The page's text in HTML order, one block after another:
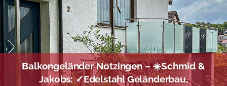
Balkongeländer Notzingen – ☀️Schmid &
Jakobs: ✓Edelstahl Geländerbau,